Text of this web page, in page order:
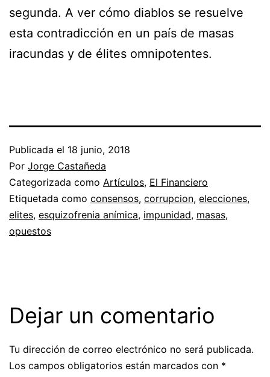
segunda. A ver cómo diablos se resuelve
esta contradicción en un país de masas
iracundas y de élites omnipotentes.
Publicada el 18 junio, 2018
Por Jorge Castañeda
Categorizada como Artículos, El Financiero
Etiquetada como consensos, corrupcion, elecciones,
elites, esquizofrenia anímica, impunidad, masas,
opuestos
Dejar un comentario
Tu dirección de correo electrónico no será publicada.
Los campos obligatorios están marcados con *